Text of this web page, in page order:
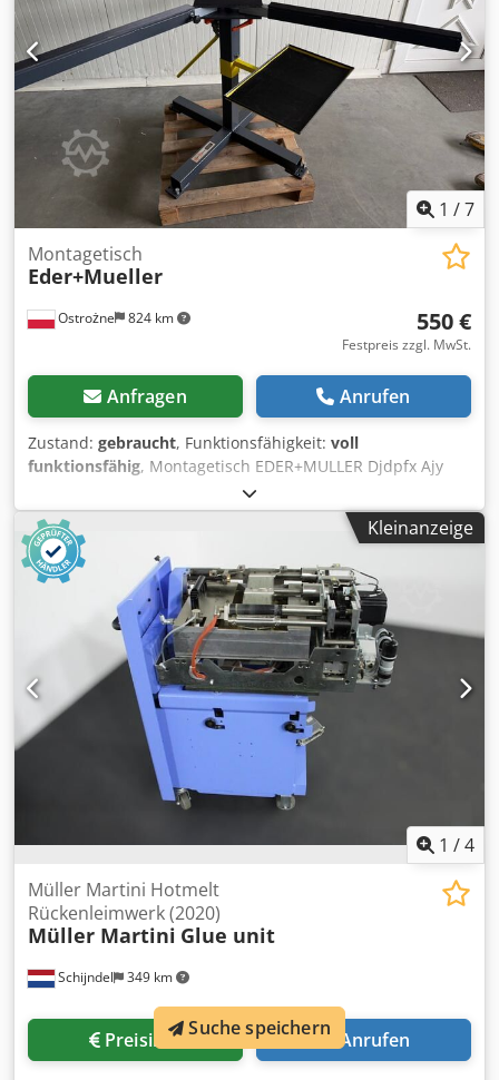
1 /7
Ostrożne 824 km
Montagetisch
Eder+Mueller
550 €
Festpreis zzgl. MwSt.
Anfragen Anrufen
Zustand: gebraucht, Funktionsfähigkeit: voll
funktionsfähig, Montagetisch EDER+MULLER Djdpfx Ajy
Kleinanzeige
1 /4
Schijndel 349 km
Müller Martini Hotmelt
Rückenleimwerk (2020)
Müller Martini Glue unit
Preisinfo Anrufen
Suche speichern